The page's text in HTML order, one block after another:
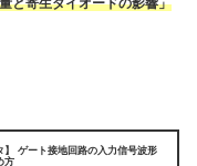
と寄生ダイオードの影響」
】 ゲート接地回路の入力信号波形
方